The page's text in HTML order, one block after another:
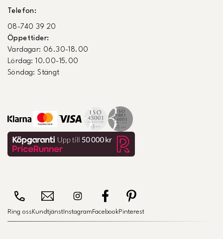
Telefon:
08-740 39 20
Öppettider:
Vardagar: 06.30-18.00
Lördag: 10.00-15.00
Söndag: Stängt
Ring oss Kundtjänst Instagram FacebookPinterest